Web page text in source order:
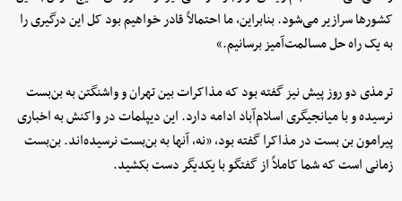
کشورها سرازیر می‌شود. بنابراین، ما احتمالاً قادر خواهیم بود کل این درگیری را
به یک راه حل مسالمت‌آمیز برسانیم.»
ترمذی دو روز پیش نیز گفته بود که مذاکرات بین تهران و واشنگتن به بن‌بست
نرسیده و با میانجیگری اسلام‌آباد ادامه دارد. این دیپلمات در واکنش به اخباری
پیرامون بن بست در مذاکرا گفته بود، «نه، آنها به بن‌بست نرسیده‌اند. بن‌بست
زمانی است که شما کاملاً از گفتگو با یکدیگر دست بکشید.